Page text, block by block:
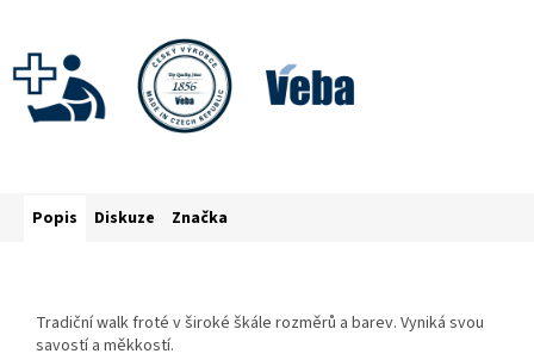
Popis Diskuze Značka
Tradiční walk froté v široké škále rozměrů a barev. Vyniká svou
savostí a měkkostí.